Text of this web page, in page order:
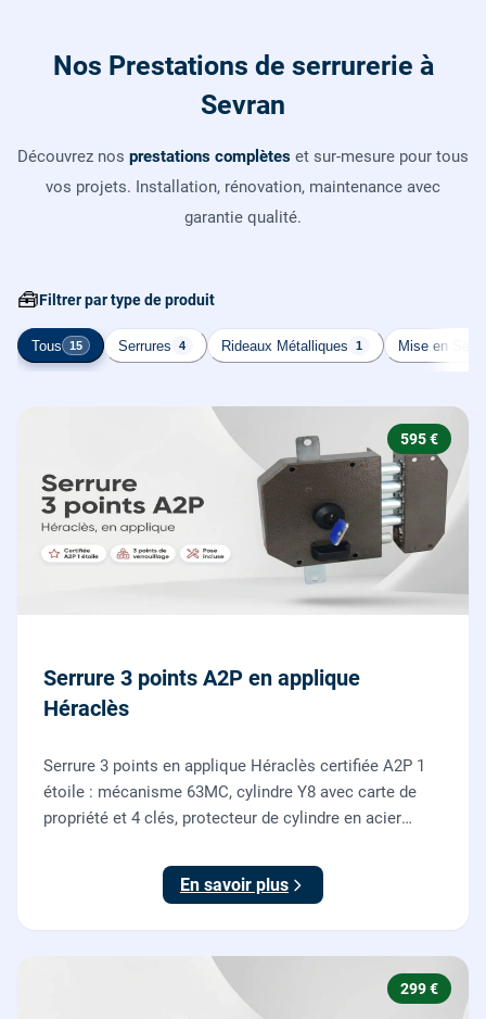
Nos Prestations de serrurerie à
Sevran
Découvrez nos prestations complètes et sur-mesure pour tous
vos projets. Installation, rénovation, maintenance avec
garantie qualité.
🧰Filtrer par type de produit
Tous 15 Serrures 4 Rideaux Métalliques 1 Mise en
595 €
Serrure 3 points A2P en applique
Héraclès
Serrure 3 points en applique Héraclès certifiée A2P 1
étoile : mécanisme 63MC, cylindre Y8 avec carte de
propriété et 4 clés, protecteur de cylindre en acier
renforcer une porte d'entrée existante.
En savoir plus
299 €